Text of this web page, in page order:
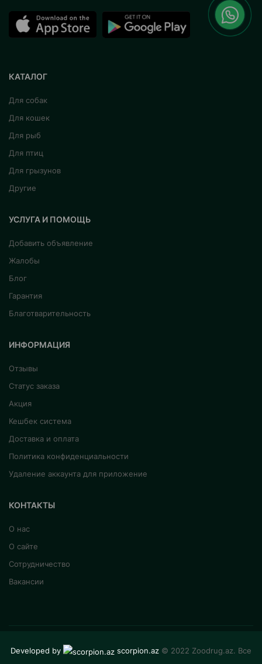
КАТАЛОГ
Для собак
Для кошек
Для рыб
Для птиц
Для грызунов
Другие
УСЛУГА И ПОМОЩЬ
Добавить объявление
Жалобы
Блог
Гарантия
Благотварительность
ИНФОРМАЦИЯ
Отзывы
Статус заказа
Акция
Кешбек система
Доставка и оплата
Политика конфиденциальности
Удаление аккаунта для приложение
КОНТАКТЫ
О нас
О сайте
Сотрудничество
Вакансии
Developed by scorpion.az © 2022 Zoodrug.az. Все